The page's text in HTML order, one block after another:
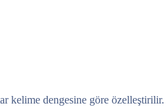
kelime dengesine göre özelleştirilir.